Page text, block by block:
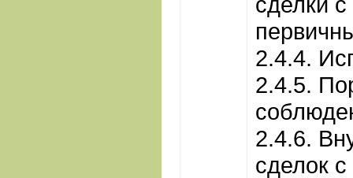
2.4.4.
2.4.5.
2.4.6.
сделок